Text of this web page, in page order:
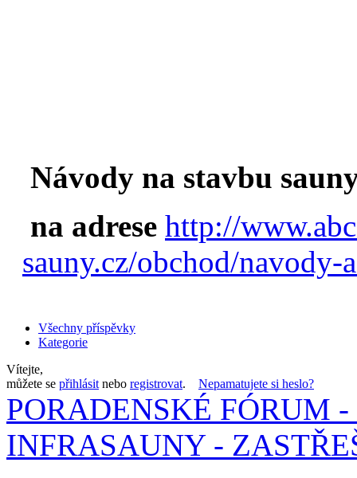
Návody na stavbu
na adrese http://
sauny.cz/obchod/
Všechny příspěvky
Kategorie
Vítejte,
můžete se přihlásit nebo registrovat. Nepamatujete si heslo?
PORADENSKÉ FÓRUM
INFRASAUNY -